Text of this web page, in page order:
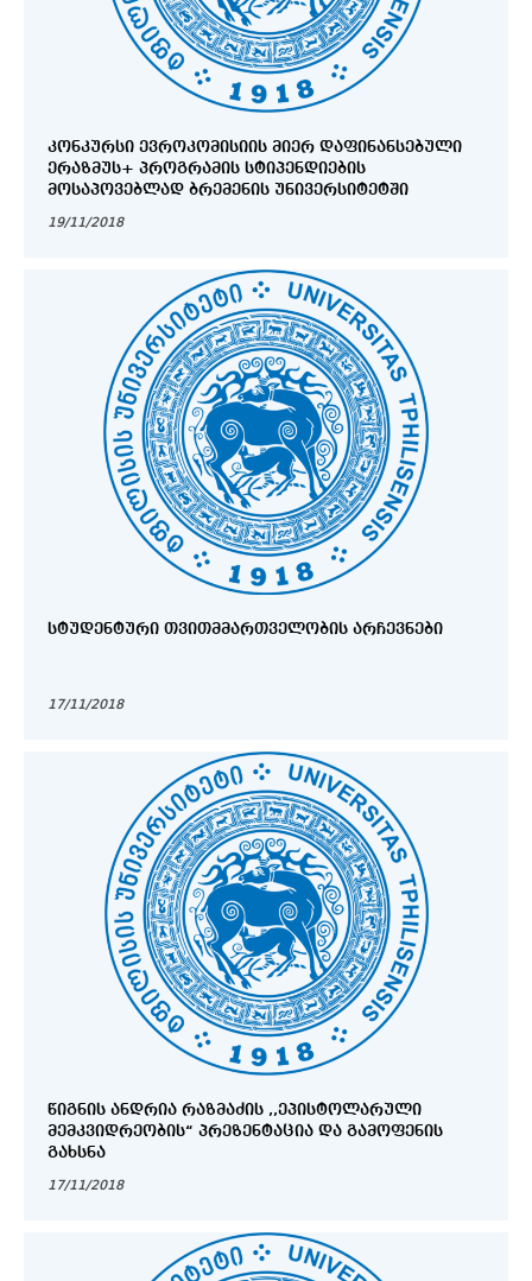
ᲙᲝᲜᲙᲣᲠᲡᲘ ᲔᲕᲠᲝᲙᲝᲛᲘᲡᲘᲘᲡ ᲛᲘᲔᲠ ᲓᲐᲤᲘᲜᲐᲜᲡᲔᲑᲣᲚᲘ
ᲔᲠᲐᲖᲛᲣᲡ+ ᲞᲠᲝᲒᲠᲐᲛᲘᲡ ᲡᲢᲘᲞᲔᲜᲓᲘᲔᲑᲘᲡ
ᲛᲝᲡᲐᲞᲝᲕᲔᲑᲚᲐᲓ ᲑᲠᲔᲛᲔᲜᲘᲡ ᲣᲜᲘᲕᲔᲠᲡᲘᲢᲔᲢᲨᲘ
19/11/2018
ᲡᲢᲣᲓᲔᲜᲢᲣᲠᲘ ᲗᲕᲘᲗᲛᲛᲐᲠᲗᲕᲔᲚᲝᲑᲘᲡ ᲐᲠᲩᲔᲕᲜᲔᲑᲘ
17/11/2018
ᲬᲘᲒᲜᲘᲡ ᲐᲜᲓᲠᲘᲐ ᲠᲐᲖᲛᲐᲫᲘᲡ ,,ᲔᲞᲘᲡᲢᲝᲚᲐᲠᲣᲚᲘ
ᲛᲔᲛᲙᲕᲘᲓᲠᲔᲝᲑᲘᲡ“ ᲞᲠᲔᲖᲔᲜᲢᲐᲪᲘᲐ ᲓᲐ ᲒᲐᲛᲝᲤᲔᲜᲘᲡ
ᲒᲐᲮᲡᲜᲐ
17/11/2018